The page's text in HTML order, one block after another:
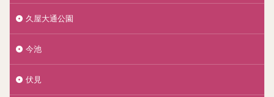
久屋大通公園
今池
伏見